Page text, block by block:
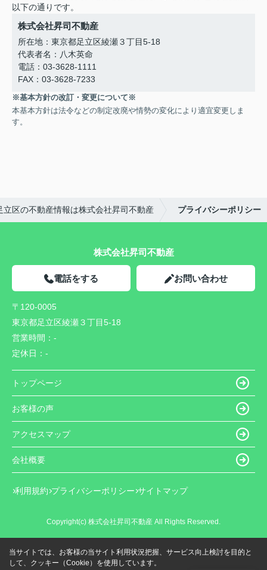
以下の通りです。
株式会社昇司不動産
所在地：東京都足立区綾瀬３丁目5-18
代表者名：八木英命
電話：03-3628-1111
FAX：03-3628-7233
※基本方針の改訂・変更について※
本基本方針は法令などの制定改廃や情勢の変化により適宜変更しま
す。
立区の不動産情報は株式会社昇司不動産 プライバシーポリシー
株式会社昇司不動産
電話をする お問い合わせ
〒120-0005
東京都足立区綾瀬３丁目5-18
営業時間： -
定休日： -
トップページ
お客様の声
アクセスマップ
会社概要
利用規約 プライバシーポリシー サイトマップ
Copyright(c) 株式会社昇司不動産 All Rights Reserved.
当サイトでは、お客様の当サイト利用状況把握、サービス向上検討を目的と
して、クッキー（Cookie）を使用しています。